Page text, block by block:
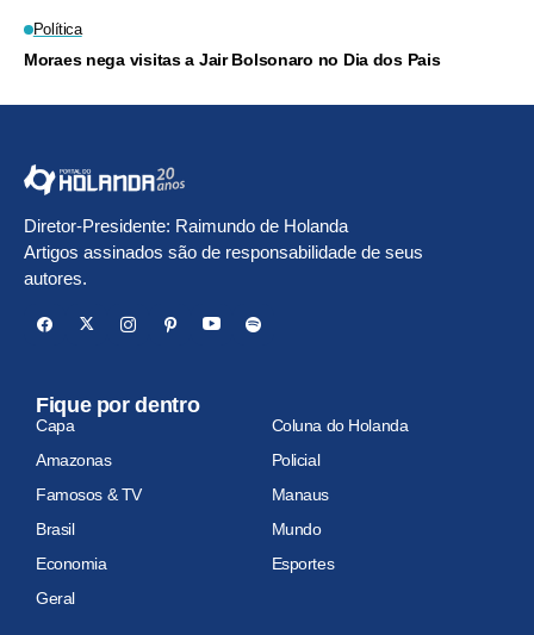
Política
Moraes nega visitas a Jair Bolsonaro no Dia dos Pais
Diretor-Presidente: Raimundo de Holanda
Artigos assinados são de responsabilidade de seus
autores.
Fique por dentro
Capa
Coluna do Holanda
Amazonas
Policial
Famosos & TV
Manaus
Brasil
Mundo
Economia
Esportes
Geral